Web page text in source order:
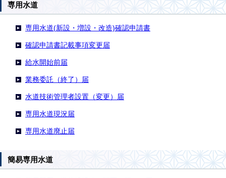
専用水道
専用水道(新設・増設・改造)確認申請書
確認申請書記載事項変更届
給水開始前届
業務委託（終了）届
水道技術管理者設置（変更）届
専用水道現況届
専用水道廃止届
簡易専用水道